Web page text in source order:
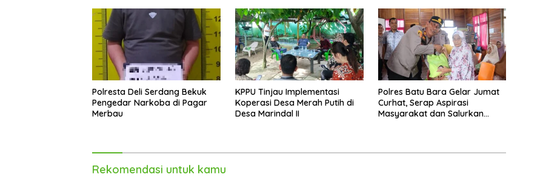
Polresta Deli Serdang Bekuk
Pengedar Narkoba di Pagar
Merbau
KPPU Tinjau Implementasi
Koperasi Desa Merah Putih di
Desa Marindal II
Polres Batu Bara Gelar Jumat
Curhat, Serap Aspirasi
Masyarakat dan Salurkan
Rekomendasi untuk kamu